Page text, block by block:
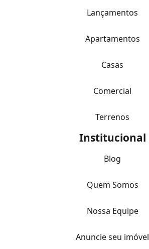
Lançamentos
Apartamentos
Casas
Comercial
Terrenos
Institucional
Blog
Quem Somos
Nossa Equipe
Anuncie seu imóvel